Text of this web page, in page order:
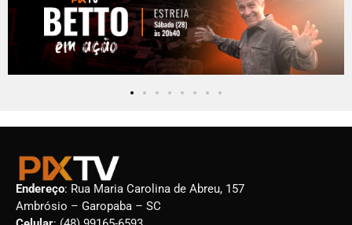
Endereço: Rua Maria Carolina de Abreu, 157
Ambrósio – Garopaba – SC